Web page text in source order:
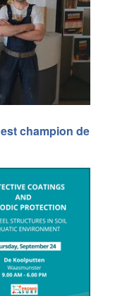
champion de